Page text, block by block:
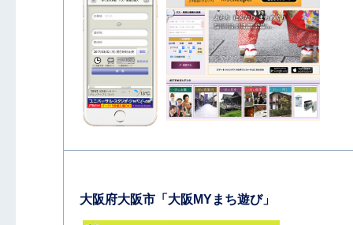
大阪府大阪市「大阪MYまち遊び」